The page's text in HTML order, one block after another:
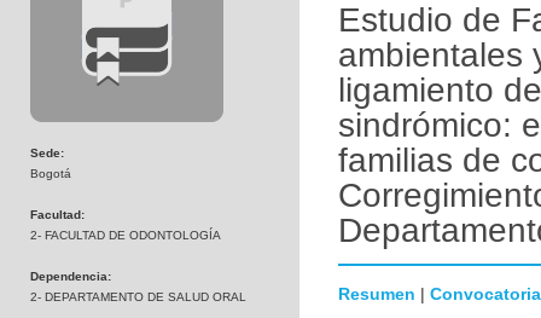
Sede:
Bogotá
Facultad:
2- FACULTAD DE ODONTOLOGÍA
Dependencia:
2- DEPARTAMENTO DE SALUD ORAL
Estudio de
ambientales
ligamiento
sindrómico:
familias de
Resumen | Convocatoria